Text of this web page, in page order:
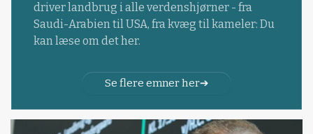
driver landbrug i alle verdenshjørner - fra
Saudi-Arabien til USA, fra kvæg til kameler: Du
kan læse om det her.
Se flere emner her